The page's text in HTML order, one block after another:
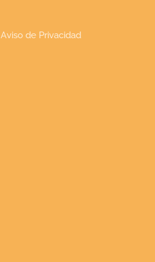
Aviso de Privacidad